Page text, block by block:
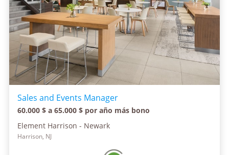
Sales and Events Manager
60.000 $ a 65.000 $ por año más bono
Element Harrison - Newark
Harrison, NJ